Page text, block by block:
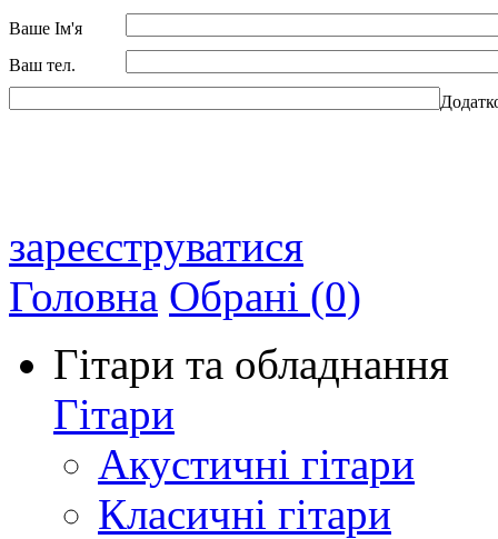
Ваше Ім'я
Ваш тел.
зареєструватися
Головна Обрані (0)
Гітари та обладнання
Гітари
Акустичні гітари
Класичні гітари